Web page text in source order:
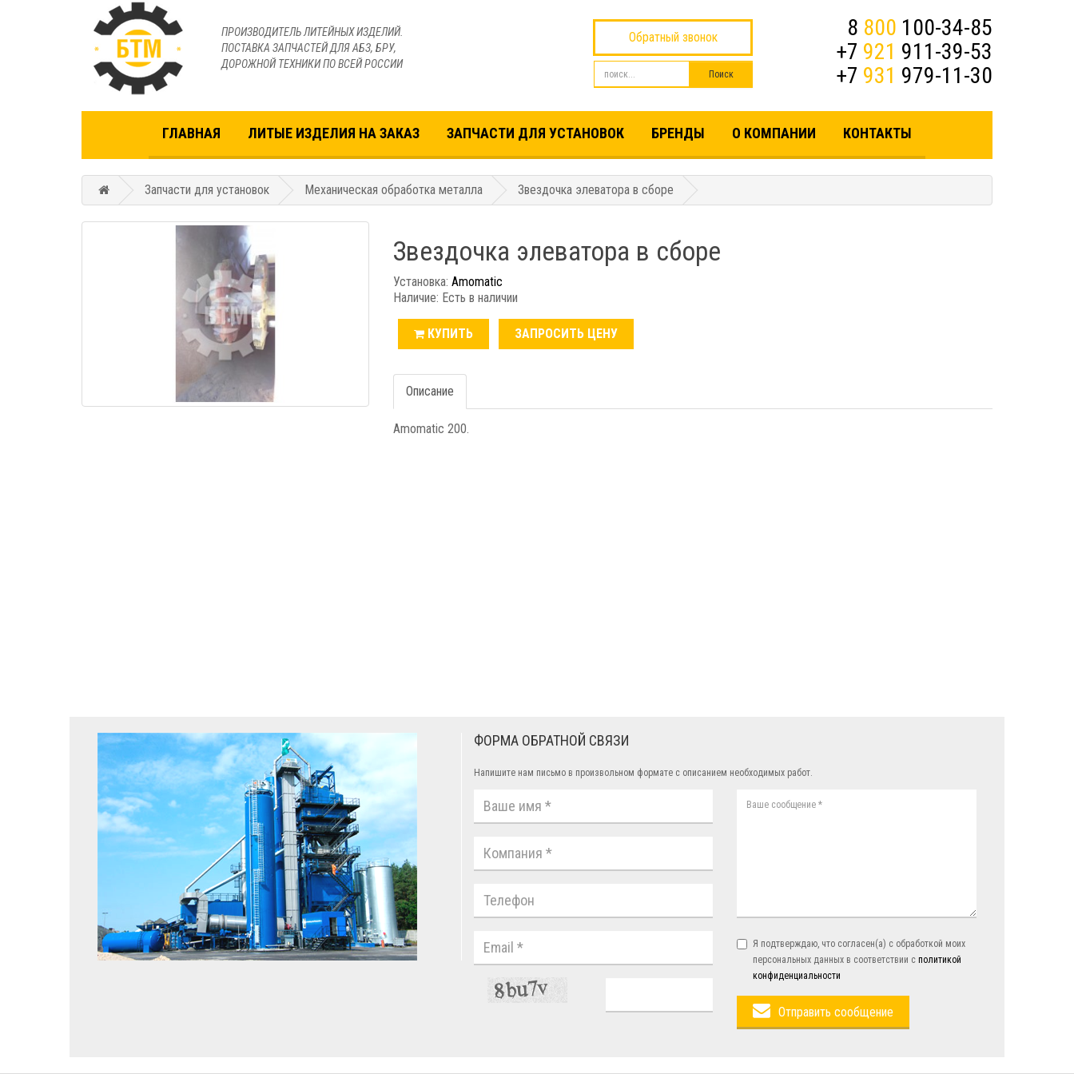
ПРОИЗВОДИТЕЛЬ ЛИТЕЙНЫХ ИЗДЕЛИЙ.
ПОСТАВКА ЗАПЧАСТЕЙ ДЛЯ АБЗ, БРУ,
ДОРОЖНОЙ ТЕХНИКИ ПО ВСЕЙ РОССИИ
Обратный звонок 8 800 100-34-85
+7 921 911-39-53
+7 931 979-11-30
ГЛАВНАЯ ЛИТЫЕ ИЗДЕЛИЯ НА ЗАКАЗ ЗАПЧАСТИ ДЛЯ УСТАНОВОК БРЕНДЫ О КОМПАНИИ КОНТАКТЫ
Запчасти для установок Механическая обработка металла Звездочка элеватора в сборе
Звездочка элеватора в сборе
Установка: Amomatic
Наличие: Есть в наличии
КУПИТЬ ЗАПРОСИТЬ ЦЕНУ
Описание
Amomatic 200.
ФОРМА ОБРАТНОЙ СВЯЗИ
Напишите нам письмо в произвольном формате с описанием необходимых работ.
Я подтверждаю, что согласен(а) с обработкой моих
персональных данных в соответствии сполитикой
конфиденциальности
Отправить сообщение